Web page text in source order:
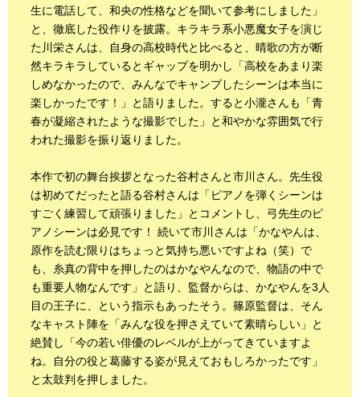
生に電話して、和央の性格などを聞いて参考にしました」
と、徹底した役作りを披露。キラキラ系小悪魔女子を演じ
た川栄さんは、自身の高校時代と比べると、晴歌の方が断
然キラキラしているとギャップを明かし「高校をあまり楽
しめなかったので、みんなでキャンプしたシーンは本当に
楽しかったです！」と語りました。すると小瀧さんも「青
春が凝縮されたような撮影でした」と和やかな雰囲気で行
われた撮影を振り返りました。
本作で初の舞台挨拶となった谷村さんと市川さん。先生役
は初めてだったと語る谷村さんは「ピアノを弾くシーンは
すごく練習して頑張りました」とコメントし、弓先生のピ
アノシーンは必見です！ 続いて市川さんは「かなやんは、
原作を読む限りはちょっと気持ち悪いですよね（笑）で
も、糸真の背中を押したのはかなやんなので、物語の中で
も重要人物なんです」と語り、監督からは、かなやんを3人
目の王子に、という指示もあったそう。篠原監督は、そん
なキャスト陣を「みんな役を押さえていて素晴らしい」と
絶賛し「今の若い俳優のレベルが上がってきていますよ
ね。自分の役と葛藤する姿が見えておもしろかったです」
と太鼓判を押しました。